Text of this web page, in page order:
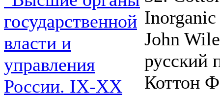
государственной
власти и
управления
России. IХ-ХХ
John
русский
Коттон